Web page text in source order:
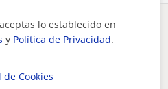
perfil?Cuéntanos
imparte clases de alemán a...
lo establecido en
y Política de Privacidad.
de Cookies